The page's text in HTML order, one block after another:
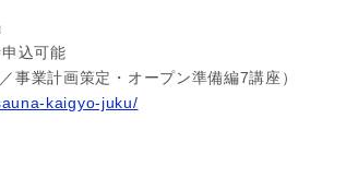
込可能
事業計画策定・オープン準備編7講座）
kaigyo-juku/